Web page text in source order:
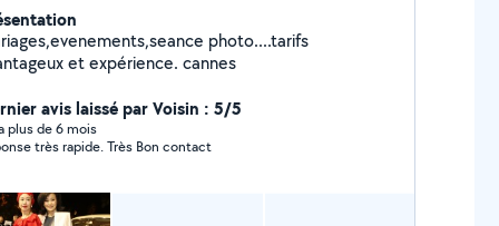
photo....tarifs
avantageux et expérience. cannes
avis laissé par Voisin : 5/5
plus de 6 mois
très rapide. Très Bon contact